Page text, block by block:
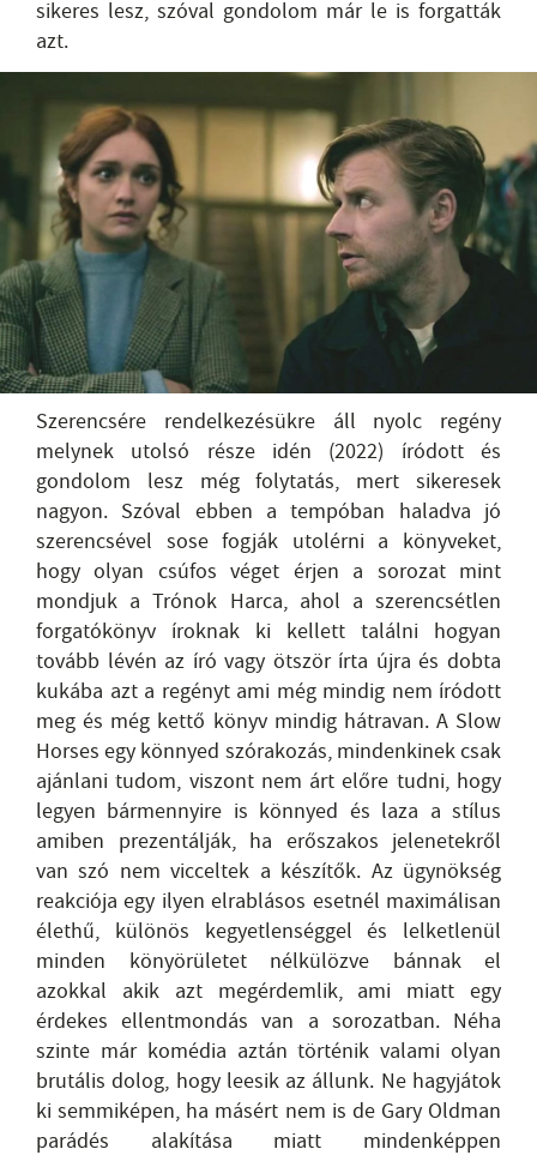
sikeres lesz, szóval gondolom már le is forgatták
azt.
Szerencsére rendelkezésükre áll nyolc regény
melynek utolsó része idén (2022) íródott és
gondolom lesz még folytatás, mert sikeresek
nagyon. Szóval ebben a tempóban haladva jó
szerencsével sose fogják utolérni a könyveket,
hogy olyan csúfos véget érjen a sorozat mint
mondjuk a Trónok Harca, ahol a szerencsétlen
forgatókönyv íroknak ki kellett találni hogyan
tovább lévén az író vagy ötször írta újra és dobta
kukába azt a regényt ami még mindig nem íródott
meg és még kettő könyv mindig hátravan. A Slow
Horses egy könnyed szórakozás, mindenkinek csak
ajánlani tudom, viszont nem árt előre tudni, hogy
legyen bármennyire is könnyed és laza a stílus
amiben prezentálják, ha erőszakos jelenetekről
van szó nem vicceltek a készítők. Az ügynökség
reakciója egy ilyen elrablásos esetnél maximálisan
élethű, különös kegyetlenséggel és lelketlenül
minden könyörületet nélkülözve bánnak el
azokkal akik azt megérdemlik, ami miatt egy
érdekes ellentmondás van a sorozatban. Néha
szinte már komédia aztán történik valami olyan
brutális dolog, hogy leesik az állunk. Ne hagyjátok
ki semmiképen, ha másért nem is de Gary Oldman
parádés alakítása miatt mindenképpen